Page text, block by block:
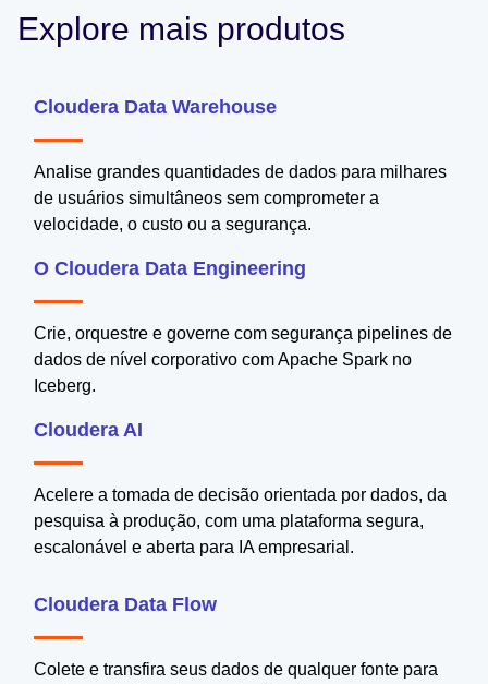
Explore mais produtos
Cloudera Data Warehouse
Analise grandes quantidades de dados para milhares
de usuários simultâneos sem comprometer a
velocidade, o custo ou a segurança.
O Cloudera Data Engineering
Crie, orquestre e governe com segurança pipelines de
dados de nível corporativo com Apache Spark no
Iceberg.
Cloudera AI
Acelere a tomada de decisão orientada por dados, da
pesquisa à produção, com uma plataforma segura,
escalonável e aberta para IA empresarial.
Cloudera Data Flow
Colete e transfira seus dados de qualquer fonte para